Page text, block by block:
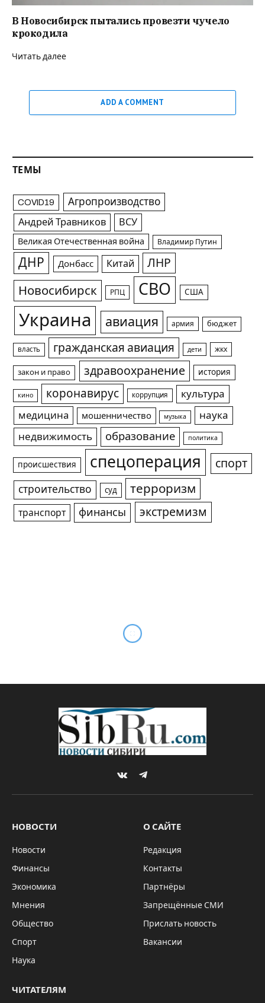
В Новосибирск пытались провезти чучело
крокодила
Читать далее
ADD A COMMENT
ТЕМЫ
COVID19 Агропроизводство
Андрей Травников ВСУ
Великая Отечественная война Владимир Путин
ДНР Донбасс Китай ЛНР
Новосибирск РПЦ СВО США
Украина авиация армия бюджет
власть гражданская авиация дети жкх
закон и право здравоохранение история
кино коронавирус коррупция
культура
медицина
мошенничество музыка
наука
недвижимость
образование политика
происшествия спецоперация спорт
строительство суд терроризм
транспорт финансы экстремизм
VKontakteTelegram
НОВОСТИ
Новости
Финансы
Экономика
Мнения
Общество
Спорт
Наука
О САЙТЕ
Редакция
Контакты
Партнёры
Запрещённые СМИ
Прислать новость
Вакансии
ЧИТАТЕЛЯМ